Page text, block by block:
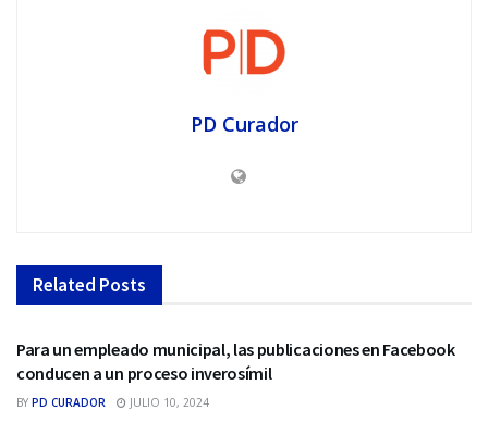
PD Curador
Related Posts
REDES SOCIALES
Para un empleado municipal, las publicaciones en Facebook
conducen a un proceso inverosímil
BY PD CURADOR JULIO 10, 2024
REDES SOCIALES